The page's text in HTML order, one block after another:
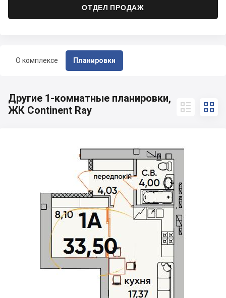
О комплексе Планировки
ОТДЕЛ ПРОДАЖ
Другие 1-комнатные планировки,
ЖК Continent Ray
 